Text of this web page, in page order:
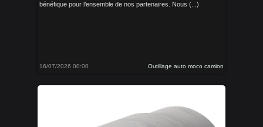
bénéfique pour l’ensemble de nos partenaires. Nous (...)
16/07/2026 00:00 Outillage auto moco camion